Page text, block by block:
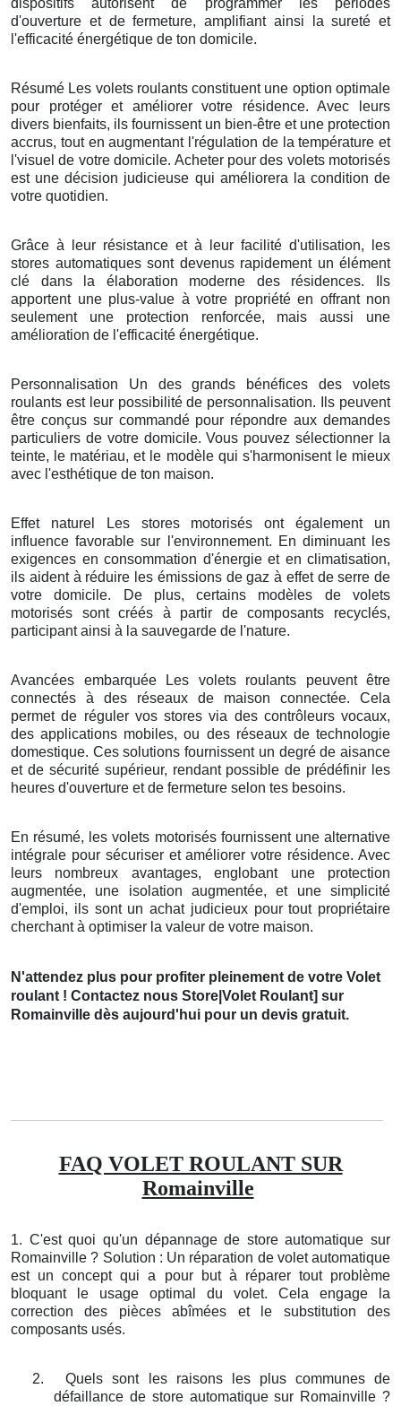
dispositifs autorisent de programmer les périodes
d'ouverture et de fermeture, amplifiant ainsi la sureté et
l'efficacité énergétique de ton domicile.
Résumé Les volets roulants constituent une option optimale
pour protéger et améliorer votre résidence. Avec leurs
divers bienfaits, ils fournissent un bien-être et une protection
accrus, tout en augmentant l'régulation de la température et
l'visuel de votre domicile. Acheter pour des volets motorisés
est une décision judicieuse qui améliorera la condition de
votre quotidien.
Grâce à leur résistance et à leur facilité d'utilisation, les
stores automatiques sont devenus rapidement un élément
clé dans la élaboration moderne des résidences. Ils
apportent une plus-value à votre propriété en offrant non
seulement une protection renforcée, mais aussi une
amélioration de l'efficacité énergétique.
Personnalisation Un des grands bénéfices des volets
roulants est leur possibilité de personnalisation. Ils peuvent
être conçus sur commandé pour répondre aux demandes
particuliers de votre domicile. Vous pouvez sélectionner la
teinte, le matériau, et le modèle qui s'harmonisent le mieux
avec l'esthétique de ton maison.
Effet naturel Les stores motorisés ont également un
influence favorable sur l'environnement. En diminuant les
exigences en consommation d'énergie et en climatisation,
ils aident à réduire les émissions de gaz à effet de serre de
votre domicile. De plus, certains modèles de volets
motorisés sont créés à partir de composants recyclés,
participant ainsi à la sauvegarde de l'nature.
Avancées embarquée Les volets roulants peuvent être
connectés à des réseaux de maison connectée. Cela
permet de réguler vos stores via des contrôleurs vocaux,
des applications mobiles, ou des réseaux de technologie
domestique. Ces solutions fournissent un degré de aisance
et de sécurité supérieur, rendant possible de prédéfinir les
heures d'ouverture et de fermeture selon tes besoins.
En résumé, les volets motorisés fournissent une alternative
intégrale pour sécuriser et améliorer votre résidence. Avec
leurs nombreux avantages, englobant une protection
augmentée, une isolation augmentée, et une simplicité
d'emploi, ils sont un achat judicieux pour tout propriétaire
cherchant à optimiser la valeur de votre maison.
N'attendez plus pour profiter pleinement de votre Volet
roulant ! Contactez nous Store|Volet Roulant] sur
Romainville dès aujourd'hui pour un devis gratuit.
FAQ VOLET ROULANT SUR
Romainville
1. C'est quoi qu'un dépannage de store automatique sur
Romainville ? Solution : Un réparation de volet automatique
est un concept qui a pour but à réparer tout problème
bloquant le usage optimal du volet. Cela engage la
correction des pièces abîmées et le substitution des
composants usés.
2.
Quels sont les raisons les plus communes de
défaillance de store automatique sur Romainville ?